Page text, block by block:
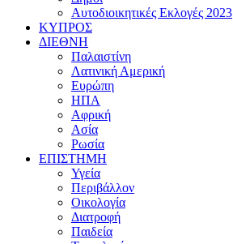
Αυτοδιοικητικές Εκλογές 2023
ΚΥΠΡΟΣ
ΔΙΕΘΝΗ
Παλαιστίνη
Λατινική Αμερική
Ευρώπη
ΗΠΑ
Αφρική
Ασία
Ρωσία
ΕΠΙΣΤΗΜΗ
Υγεία
Περιβάλλον
Οικολογία
Διατροφή
Παιδεία